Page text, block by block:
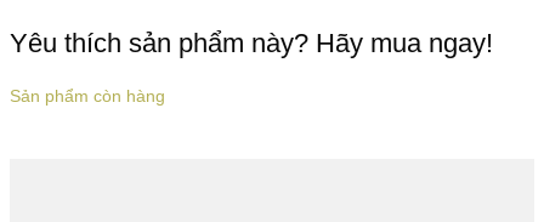
Yêu thích sản phẩm này? Hãy mua ngay!
Sản phẩm còn hàng